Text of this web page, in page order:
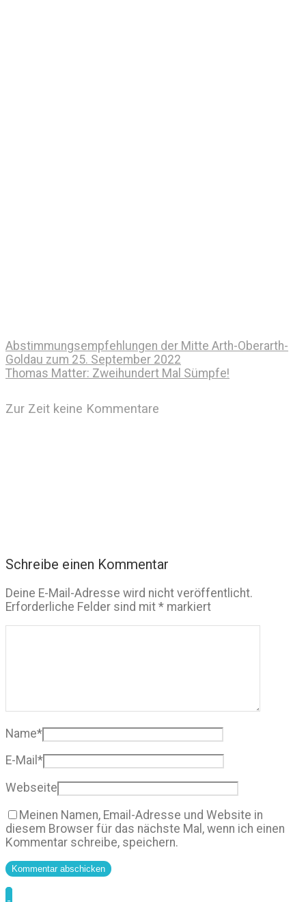
Abstimmungsempfehlungen der Mitte Arth-Oberarth-
Goldau zum 25. September 2022
Thomas Matter: Zweihundert Mal Sümpfe!
Zur Zeit keine Kommentare
Schreibe einen Kommentar
Deine E-Mail-Adresse wird nicht veröffentlicht.
Erforderliche Felder sind mit * markiert
Name*
E-Mail *
Webseite
Meinen Namen, Email-Adresse und Website in
diesem Browser für das nächste Mal, wenn ich einen
Kommentar schreibe, speichern.